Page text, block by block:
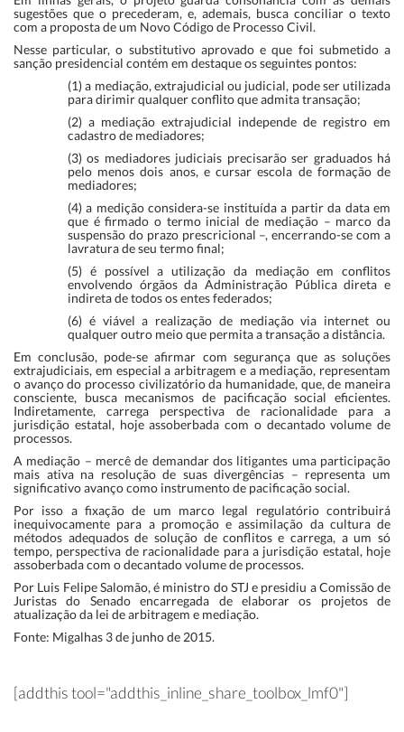
sugestões que o precederam, e, ademais, busca conciliar o texto
com a proposta de um Novo Código de Processo Civil.
Nesse particular, o substitutivo aprovado e que foi submetido a
sanção presidencial contém em destaque os seguintes pontos:
(1) a mediação, extrajudicial ou judicial, pode ser utilizada
para dirimir qualquer conflito que admita transação;
(2) a mediação extrajudicial independe de registro em
cadastro de mediadores;
(3) os mediadores judiciais precisarão ser graduados há
pelo menos dois anos, e cursar escola de formação de
mediadores;
(4) a medição considera-se instituída a partir da data em
que é firmado o termo inicial de mediação – marco da
suspensão do prazo prescricional –, encerrando-se com a
lavratura de seu termo final;
(5) é possível a utilização da mediação em conflitos
envolvendo órgãos da Administração Pública direta e
indireta de todos os entes federados;
(6) é viável a realização de mediação via internet ou
qualquer outro meio que permita a transação a distância.
Em conclusão, pode-se afirmar com segurança que as soluções
extrajudiciais, em especial a arbitragem e a mediação, representam
o avanço do processo civilizatório da humanidade, que, de maneira
consciente, busca mecanismos de pacificação social eficientes.
Indiretamente, carrega perspectiva de racionalidade para a
jurisdição estatal, hoje assoberbada com o decantado volume de
processos.
A mediação – mercê de demandar dos litigantes uma participação
mais ativa na resolução de suas divergências – representa um
significativo avanço como instrumento de pacificação social.
Por isso a fixação de um marco legal regulatório contribuirá
inequivocamente para a promoção e assimilação da cultura de
métodos adequados de solução de conflitos e carrega, a um só
tempo, perspectiva de racionalidade para a jurisdição estatal, hoje
assoberbada com o decantado volume de processos.
Por Luis Felipe Salomão, é ministro do STJ e presidiu a Comissão de
Juristas do Senado encarregada de elaborar os projetos de
atualização da lei de arbitragem e mediação.
Fonte: Migalhas 3 de junho de 2015.
[addthis tool="addthis_inline_share_toolbox_lmf0"]